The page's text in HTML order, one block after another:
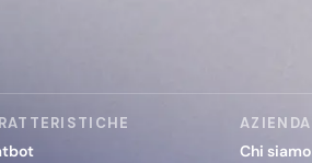
AZIENDA
Chi siamo